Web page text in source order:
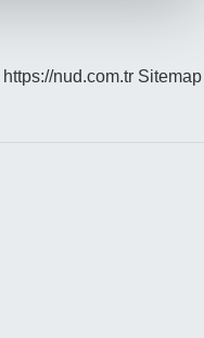
https://nud.com.tr Sitemap